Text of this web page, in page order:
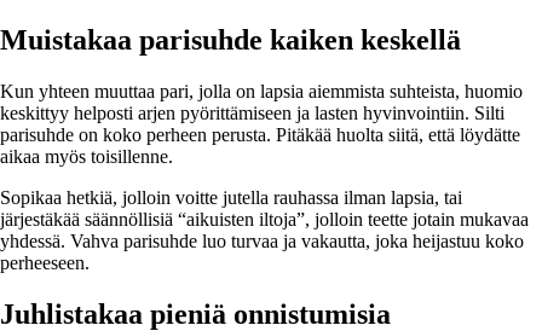
Muistakaa parisuhde kaiken keskellä
Kun yhteen muuttaa pari, jolla on lapsia aiemmista suhteista, huomio
keskittyy helposti arjen pyörittämiseen ja lasten hyvinvointiin. Silti
parisuhde on koko perheen perusta. Pitäkää huolta siitä, että löydätte
aikaa myös toisillenne.
Sopikaa hetkiä, jolloin voitte jutella rauhassa ilman lapsia, tai
järjestäkää säännöllisiä “aikuisten iltoja”, jolloin teette jotain mukavaa
yhdessä. Vahva parisuhde luo turvaa ja vakautta, joka heijastuu koko
perheeseen.
Juhlistakaa pieniä onnistumisia